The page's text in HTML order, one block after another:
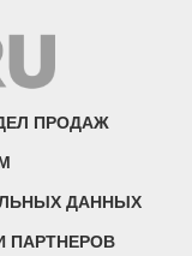
ПРОДАЖ
ДАННЫХ
ПАРТНЕРОВ